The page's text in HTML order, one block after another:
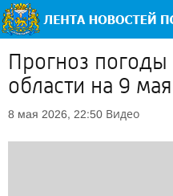
Прогноз
области на 9 мая
8 мая 2026, 22:50 Видео